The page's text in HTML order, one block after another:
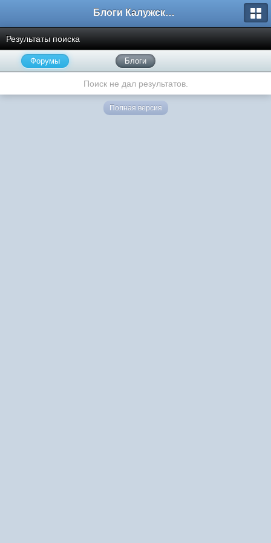
Блоги Калужского перекрестка
Результаты поиска
Форумы Блоги
Поиск не дал результатов.
Полная версия